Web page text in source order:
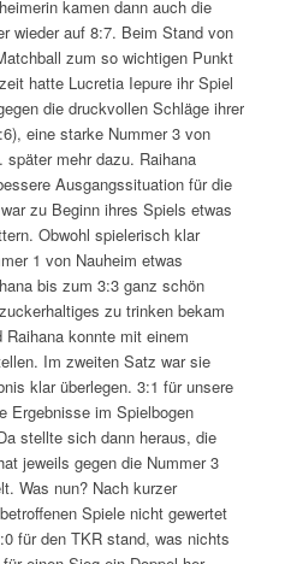
kamen dann auch die
wieder auf 8:7. Beim Stand von
zum so wichtigen Punkt
hatte Lucretia Iepure ihr Spiel
die druckvollen Schläge ihrer
eine starke Nummer 3 von
mehr dazu. Raihana
Ausgangssituation für die
zu Beginn ihres Spiels etwas
Obwohl spielerisch klar
1 von Nauheim etwas
bis zum 3:3 ganz schön
zu trinken bekam
konnte mit einem
Im zweiten Satz war sie
klar überlegen. 3:1 für unsere
Ergebnisse im Spielbogen
stellte sich dann heraus, die
jeweils gegen die Nummer 3
Was nun? Nach kurzer
Spiele nicht gewertet
für den TKR stand, was nichts